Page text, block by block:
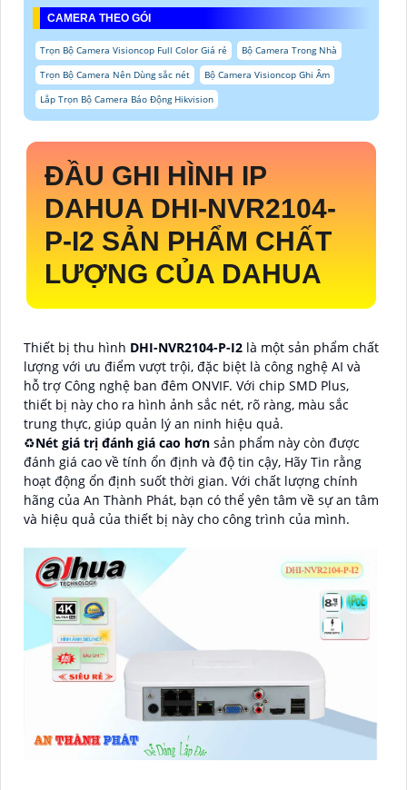
CAMERA THEO GÓI
Trọn Bộ Camera Visioncop Full Color Giá rẻ
Bộ Camera Trong Nhà
Trọn Bộ Camera Nên Dùng sắc nét
Bộ Camera Visioncop Ghi Âm
Lắp Trọn Bộ Camera Báo Động Hikvision
ĐẦU GHI HÌNH IP
DAHUA DHI-NVR2104-
P-I2 SẢN PHẨM CHẤT
LƯỢNG CỦA DAHUA
Thiết bị thu hình DHI-NVR2104-P-I2 là một sản phẩm chất
lượng với ưu điểm vượt trội, đặc biệt là công nghệ AI và
hỗ trợ Công nghệ ban đêm ONVIF. Với chip SMD Plus,
thiết bị này cho ra hình ảnh sắc nét, rõ ràng, màu sắc
trung thực, giúp quản lý an ninh hiệu quả.
♻Nét giá trị đánh giá cao hơn sản phẩm này còn được
đánh giá cao về tính ổn định và độ tin cậy, Hãy Tin rằng
hoạt động ổn định suốt thời gian. Với chất lượng chính
hãng của An Thành Phát, bạn có thể yên tâm về sự an tâm
và hiệu quả của thiết bị này cho công trình của mình.